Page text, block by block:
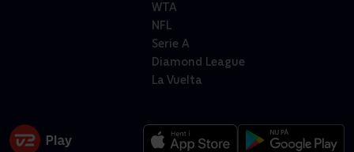
WTA
NFL
Serie A
Diamond League
La Vuelta